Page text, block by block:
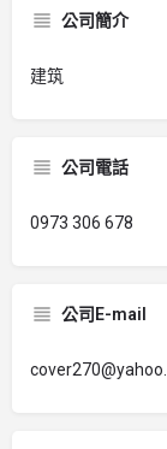
公司簡介
建筑
公司電話
0973 306 678
公司E-mail